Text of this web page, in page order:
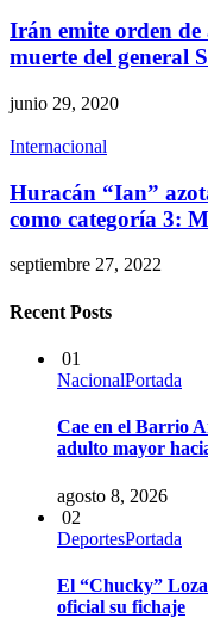
Irán emite orden
muerte del general
junio 29, 2020
Internacional
Huracán “Ian”
como categoría 3:
septiembre 27, 2022
Recent Posts
01
NacionalPortada
Cae en el Barrio
adulto mayor
agosto 8, 2026
02
DeportesPortada
El “Chucky”
oficial su fichaje